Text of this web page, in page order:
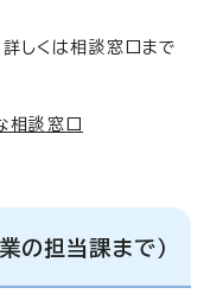
しくは相談窓口まで
相談窓口
の担当課まで）